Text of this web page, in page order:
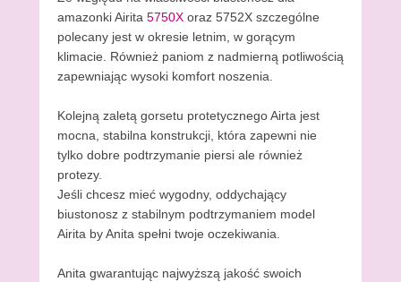
amazonki Airita 5750X oraz 5752X szczególne
polecany jest w okresie letnim, w gorącym
klimacie. Również paniom z nadmierną potliwością
zapewniając wysoki komfort noszenia.
Kolejną zaletą gorsetu protetycznego Airta jest
mocna, stabilna konstrukcji, która zapewni nie
tylko dobre podtrzymanie piersi ale również
protezy.
Jeśli chcesz mieć wygodny, oddychający
biustonosz z stabilnym podtrzymaniem model
Airita by Anita spełni twoje oczekiwania.
Anita gwarantując najwyższą jakość swoich